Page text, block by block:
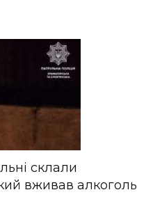
склали
вживав алкоголь